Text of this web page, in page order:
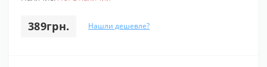
389грн. Нашли дешевле?